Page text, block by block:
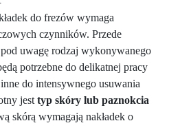
do frezów wymaga
czynników. Przede
uwagę rodzaj wykonywanego
potrzebne do delikatnej pracy
do intensywnego usuwania
jest typ skóry lub paznokcia
skórą wymagają nakładek o